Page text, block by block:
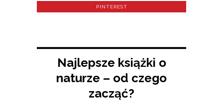
PINTEREST
Najlepsze książki o
naturze – od czego
zacząć?